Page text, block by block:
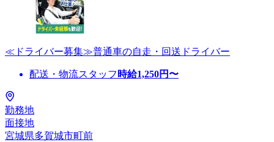
≪ドライバー募集≫普通車の自走・回送ドライバー
配送・物流スタッフ 時給1,250円〜
勤務地
面接地
宮城県多賀城市町前